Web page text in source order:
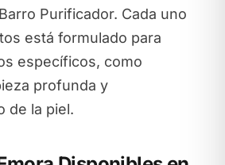
Purificador. Cada uno
está formulado para
específicos, como
profunda y
de la piel.